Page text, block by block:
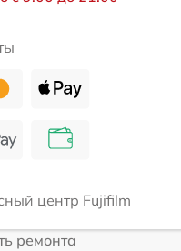
центр Fujifilm
ремонта